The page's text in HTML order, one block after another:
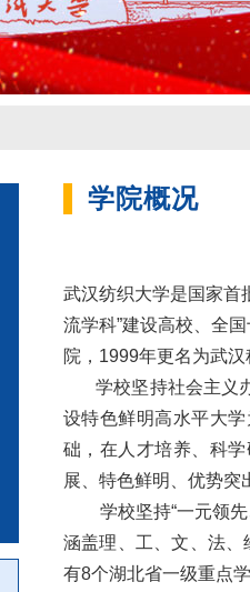
学院概况
武汉纺织大学是国家首
流学科”建设高校、全
院，1999年更名为武
学校坚持社会主义办
设特色鲜明高水平大
础，在人才培养、科
展、特色鲜明、优势突
学校坚持“一元领先
涵盖理、工、文、法
有8个湖北省一级重点